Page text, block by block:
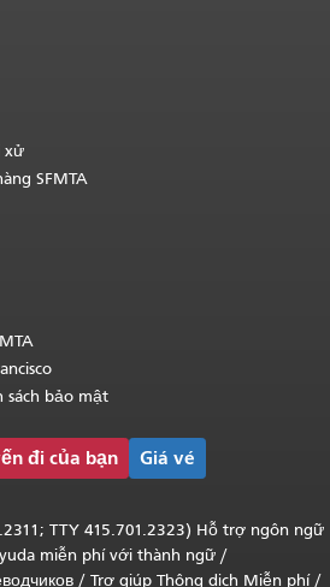
xử
SFMTA
sách bảo mật
đi của bạn Giá vé
TTY 415.701.2323) Hỗ trợ ngôn ngữ
miễn phí với thành ngữ /
/ Trợ giúp Thông dịch Miễn phí/